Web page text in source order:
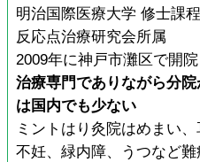
明治国際医療大学 修士課
反応点治療研究会所属
2009年に神戸市灘区で開院
治療専門でありながら分
は国内でも少ない
ミントはり灸院はめまい
不妊、緑内障、うつなど難